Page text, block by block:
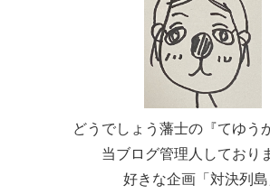
どうでしょう藩士の『てゆう
当ブログ管理人しており
好きな企画「対決列島